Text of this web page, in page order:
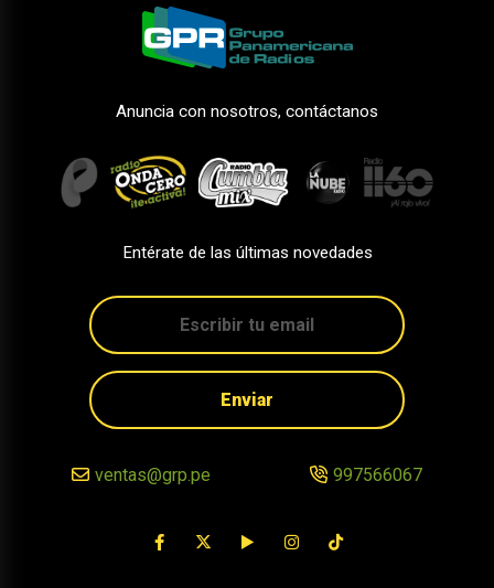
Anuncia con nosotros, contáctanos
Entérate de las últimas novedades
Enviar
ventas@grp.pe 997566067